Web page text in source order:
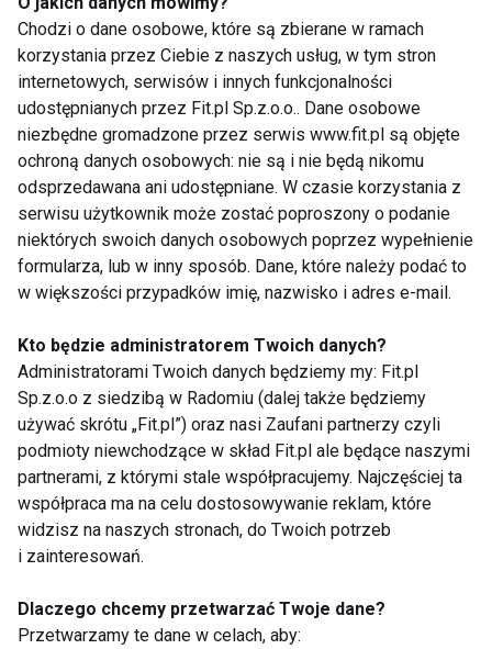
bardziej luźny ubiór. Kolorowa bluza z kapturem,
lekko rozszerzane spode pumpy lub legginsy w
krzykliwym kolorze czy klasyczne luźne spodenki i
koszulka, to propozycje w stylu miejskim, które
sprawdzą się dla lekkoduchów i stylowych
fashionistów.
Detale na kółkach
Prócz niezbędnych ochraniaczy, i kasku (mogą się
przydać nie tylko dla poczatkujących „rolakrzy”),
podczas treningu przyda się oczywiście woda,
dlatego doskonałym pomysłem może być saszetka,
torebka zapinana przy pasku, w której nie tylko
znajdzie się miejsce na bidon, ale również kilka
osobistych rzeczy, takich, jak: telefon, mp3, czy
Nadmiar potu to nie tylko dokuczliwa przypadłość
Chodzi o dane osobowe, które są zbierane w ramach
korzystania przez Ciebie z naszych usług, w tym stron
internetowych, serwisów i innych funkcjonalności
udostępnianych przez Fit.pl Sp.z.o.o.. Dane osobowe
niezbędne gromadzone przez serwis www.fit.pl są objęte
ochroną danych osobowych: nie są i nie będą nikomu
odsprzedawana ani udostępniane. W czasie korzystania z
serwisu użytkownik może zostać poproszony o podanie
niektórych swoich danych osobowych poprzez wypełnienie
formularza, lub w inny sposób. Dane, które należy podać to
w większości przypadków imię, nazwisko i adres e-mail.
Kto będzie administratorem Twoich danych?
Administratorami Twoich danych będziemy my: Fit.pl
Sp.z.o.o z siedzibą w Radomiu (dalej także będziemy
używać skrótu „Fit.pl”) oraz nasi Zaufani partnerzy czyli
podmioty niewchodzące w skład Fit.pl ale będące naszymi
partnerami, z którymi stale współpracujemy. Najczęściej ta
współpraca ma na celu dostosowywanie reklam, które
widzisz na naszych stronach, do Twoich potrzeb
i zainteresowań.
Dlaczego chcemy przetwarzać Twoje dane?
Przetwarzamy te dane w celach, aby: